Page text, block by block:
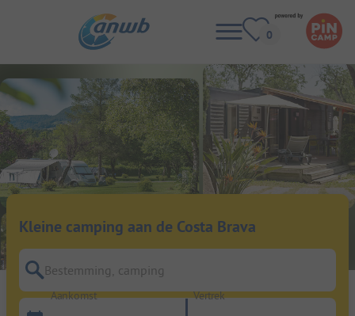
Kleine camping aan de Costa Brava
Bestemming, camping
Aankomst Vertrek